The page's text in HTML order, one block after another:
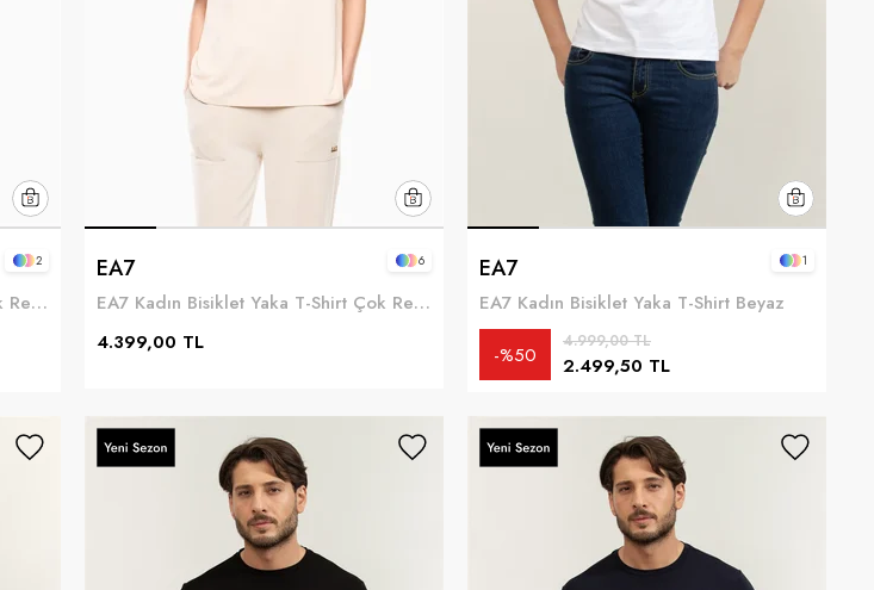
EA7 Kadın Bisiklet Yaka T-Shirt Çok Renkli
2 EA7
EA7 Kadın Bisiklet Yaka T-Shirt Çok Renkli
4.399,00 TL
6 EA7
EA7 Kadın Bisiklet Yaka T-Shirt Beyaz
2.499,50 TL
4.999,00 TL
%50
1